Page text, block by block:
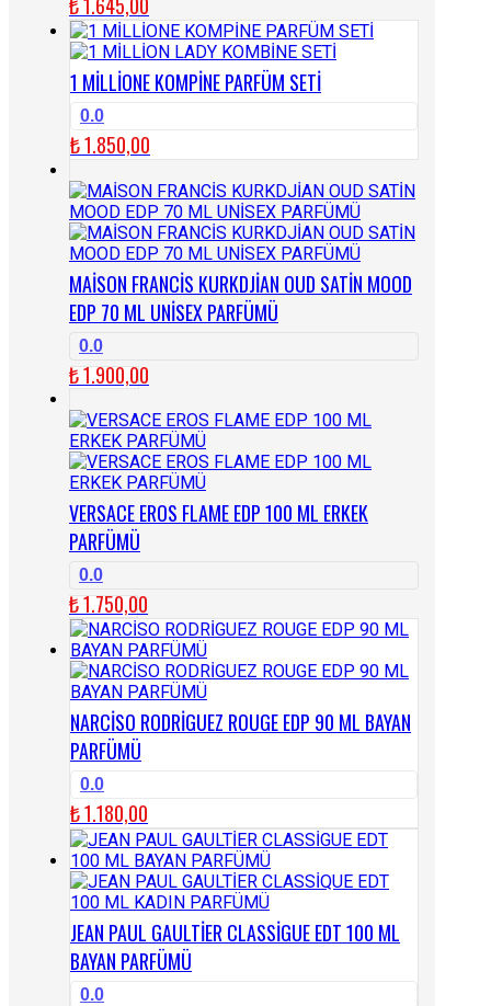
1 MİLLİONE KOMPİNE PARFÜM SETİ
0.0
₺1.850,00
MAİSON FRANCİS KURKDJİAN OUD SATİN MOOD
EDP 70 ML UNİSEX PARFÜMÜ
0.0
₺1.900,00
VERSACE EROS FLAME EDP 100 ML ERKEK
PARFÜMÜ
0.0
₺1.750,00
NARCİSO RODRİGUEZ ROUGE EDP 90 ML BAYAN
PARFÜMÜ
0.0
₺1.180,00
JEAN PAUL GAULTİER CLASSİGUE EDT 100 ML
BAYAN PARFÜMÜ
0.0